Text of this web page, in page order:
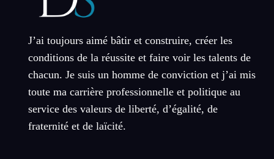
J’ai toujours aimé bâtir et construire, créer les
conditions de la réussite et faire voir les talents de
chacun. Je suis un homme de conviction et j’ai mis
toute ma carrière professionnelle et politique au
service des valeurs de liberté, d’égalité, de
fraternité et de laïcité.